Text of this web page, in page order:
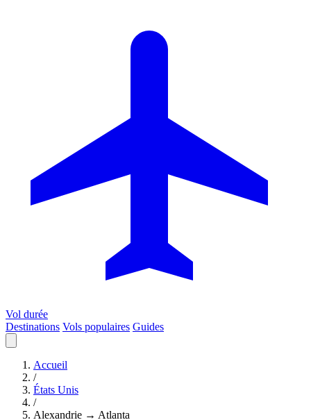
Vol durée
Destinations Vols populaires Guides
Accueil
/
États Unis
/
Alexandrie → Atlanta